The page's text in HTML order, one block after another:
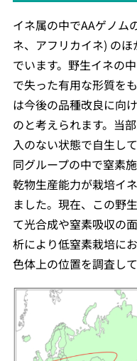
イネ属の中でAAゲノム
ネ、アフリカイネ) の
でいます。野生イネの
で失った有用な形質を
は今後の品種改良に向
のと考えられます。当
入のない状態で自生し
同グループの中で窒素
乾物生産能力が栽培イ
ました。現在、この野
て光合成や窒素吸収の
析により低窒素栽培に
色体上の位置を調査して